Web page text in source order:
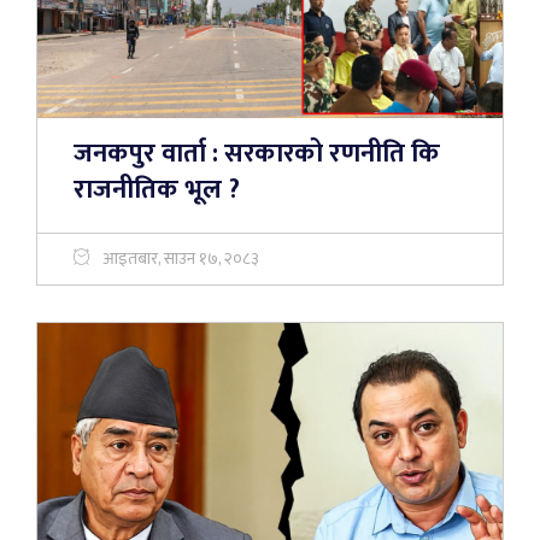
जनकपुर वार्ता : सरकारको रणनीति कि
राजनीतिक भूल ?
आइतबार, साउन १७, २०८३